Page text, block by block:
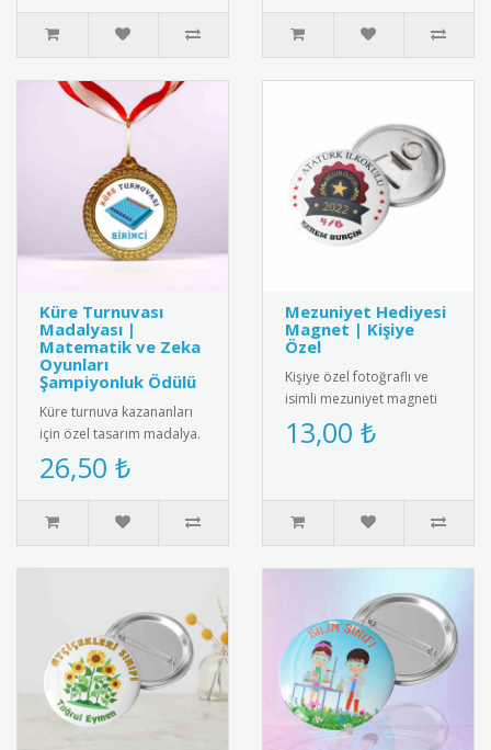
öğret..
Küre Turnuvası
Madalyası |
Matematik ve Zeka
Oyunları
Şampiyonluk Ödülü
Küre turnuva kazananları
için özel tasarım madalya.
Matematiksel zeka ve
strateji becerilerini ödüll..
26,50 ₺
Mezuniyet Hediyesi
Magnet | Kişiye
Özel
Kişiye özel fotoğraflı ve
isimli mezuniyet magneti
ile mezuniyet anını anlamlı
bir hediyeyle ölümsüz..
13,00 ₺